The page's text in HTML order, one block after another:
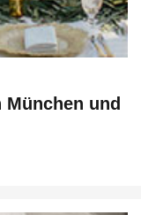
und